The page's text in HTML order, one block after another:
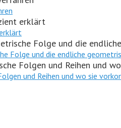
Folge und die endliche
und Reihen und wo sie